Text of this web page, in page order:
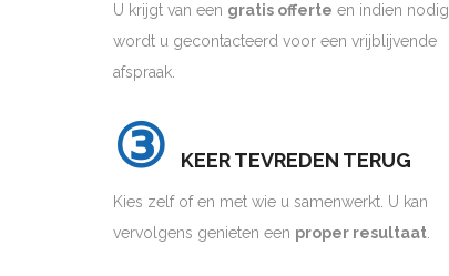
U krijgt van een gratis offerte en indien nodig
wordt u gecontacteerd voor een vrijblijvende
afspraak.
③ KEER TEVREDEN TERUG
Kies zelf of en met wie u samenwerkt. U kan
vervolgens genieten een proper resultaat